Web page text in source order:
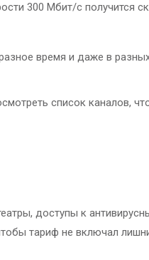
300 Мбит/с получится
время и даже в
список каналов,
доступы к
тариф не включал